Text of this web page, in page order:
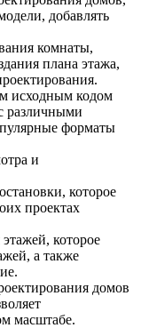
добавлять
комнаты,
плана этажа,
исходным кодом
различными
форматы
и
которое
проектах
которое
а также
домов
масштабе.